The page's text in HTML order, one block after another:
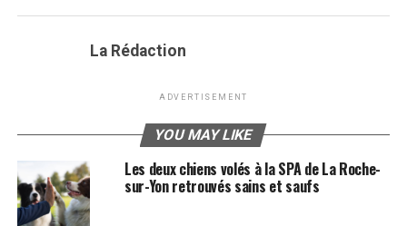
La Rédaction
ADVERTISEMENT
YOU MAY LIKE
Les deux chiens volés à la SPA de La Roche-
sur-Yon retrouvés sains et saufs